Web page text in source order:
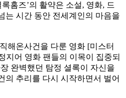
홈즈’의 활약은 소설, 영화, 드
는 시간 동안 전세계인의 마음을
해온사건을 다룬 영화 [미스터
지어 영화 팬들의 이목이 집중되
완벽했던 탐정 셜록이 자신을
의 추리를 다시 시작하면서 벌어